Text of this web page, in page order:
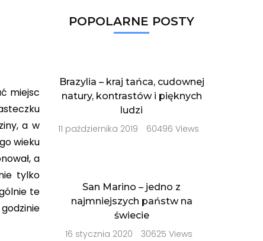
miejsc
a w
wieku
a
tylko
te
POPOLARNE POSTY
Brazylia – kraj tańca, cudownej
natury, kontrastów i pięknych
ludzi
11 października 2019 60496 Views
San Marino – jedno z
najmniejszych państw na
świecie
16 stycznia 2020 30625 Views